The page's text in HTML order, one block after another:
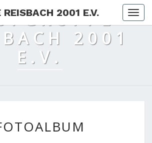
REISBACH 2001 E.V.
2001
E.V.